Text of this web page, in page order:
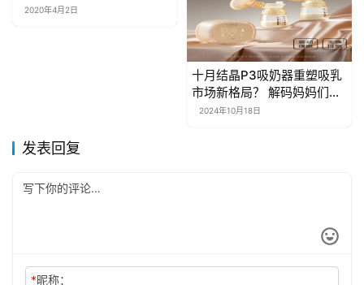
2020年4月2日
十月结晶P3吸奶器重塑吸乳
市场新格局？ 解码妈妈们眼
中“最出色的吸奶器”
2024年10月18日
发表回复
*昵称：